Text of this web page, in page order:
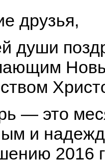
друзья,
души
— это
и надежд
2016